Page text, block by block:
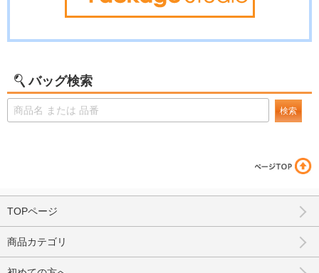
バッグ検索
検索
TOPページ
商品カテゴリ